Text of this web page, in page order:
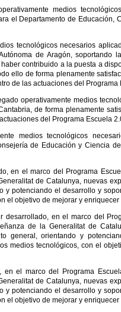
medios
el Departamento de Educación,
tecnológicos necesarios
de Aragón, soportando
contribuido a la puesta a
ello de forma plenamente
de las actuaciones del Programa
operativamente medios
de forma plenamente
del Programa Escuela
medios tecnológicos
de Educación y Ciencia
en el marco del Programa
de Catalunya, nuevas
y potenciando el desarrollo y
el objetivo de mejorar y
desarrollado, en el marco del
de la Generalitat de
general, orientando y
medios tecnológicos, con el
en el marco del Programa
de Catalunya, nuevas
y potenciando el desarrollo y
el objetivo de mejorar y